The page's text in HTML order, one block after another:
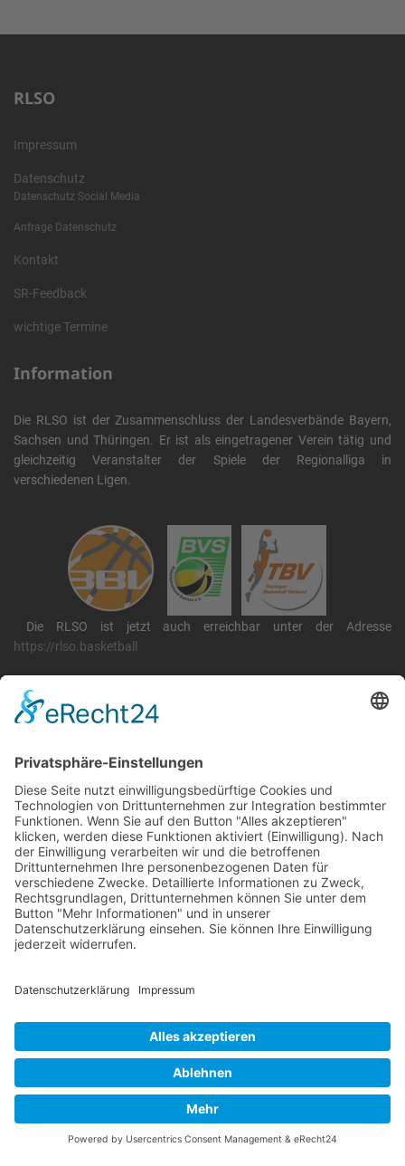
RLSO
Impressum
Datenschutz
Datenschutz Social Media
Anfrage Datenschutz
Kontakt
SR-Feedback
wichtige Termine
Information
Die RLSO ist der Zusammenschluss der Landesverbände Bayern,
Sachsen und Thüringen. Er ist als eingetragener Verein tätig und
gleichzeitig Veranstalter der Spiele der Regionalliga in
verschiedenen Ligen.
Die RLSO ist jetzt auch erreichbar unter der Adresse
https://rlso.basketball
RLSO Minikalender
August 2026
Mo Di Mi Do Fr Sa
So
3127 28 29 30 31 1
2
3310 11 12
26 27 28
3